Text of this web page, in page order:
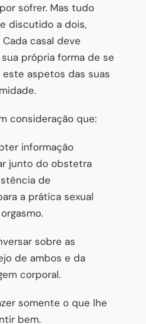
sofrer. Mas tudo
discutido a dois,
casal deve
própria forma de se
este aspetos das suas
consideração que:
informação
junto do obstetra
de
a prática sexual
sobre as
de ambos e da
corporal.
somente o que lhe
bem.